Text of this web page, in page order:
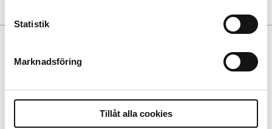
Statistik
Marknadsföring
Tillåt alla cookies
«Äldre artiklar
Andra läser